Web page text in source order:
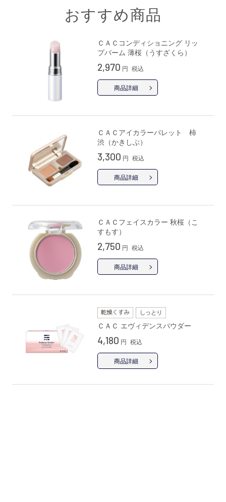
おすすめ商品
ＣＡＣコンディショニング リッ
プバーム 薄桜（うすざくら）
2,970 円 税込
商品詳細
ＣＡＣアイカラーパレット 柿
渋（かきしぶ）
3,300 円 税込
商品詳細
ＣＡＣフェイスカラー 秋桜（こ
すもす）
2,750 円 税込
商品詳細
ＣＡＣ エヴィデンスパウダー
4,180 円 税込
商品詳細